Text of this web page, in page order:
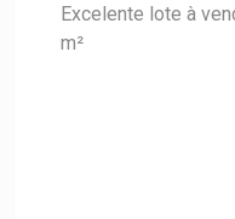
Excelente lote à
m²